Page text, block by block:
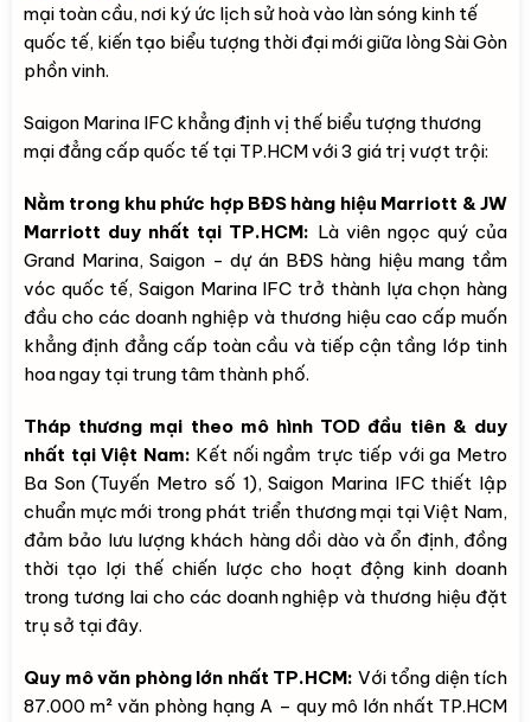
mại toàn cầu, nơi ký ức lịch sử hoà vào làn sóng kinh tế
quốc tế, kiến tạo biểu tượng thời đại mới giữa lòng Sài Gòn
phồn vinh.
Saigon Marina IFC khẳng định vị thế biểu tượng thương
mại đẳng cấp quốc tế tại TP.HCM với 3 giá trị vượt trội:
Nằm trong khu phức hợp BĐS hàng hiệu Marriott & JW
Marriott duy nhất tại TP.HCM: Là viên ngọc quý của
Grand Marina, Saigon - dự án BĐS hàng hiệu mang tầm
vóc quốc tế, Saigon Marina IFC trở thành lựa chọn hàng
đầu cho các doanh nghiệp và thương hiệu cao cấp muốn
khẳng định đẳng cấp toàn cầu và tiếp cận tầng lớp tinh
hoa ngay tại trung tâm thành phố.
Tháp thương mại theo mô hình TOD đầu tiên & duy
nhất tại Việt Nam: Kết nối ngầm trực tiếp với ga Metro
Ba Son (Tuyến Metro số 1), Saigon Marina IFC thiết lập
chuẩn mực mới trong phát triển thương mại tại Việt Nam,
đảm bảo lưu lượng khách hàng dồi dào và ổn định, đồng
thời tạo lợi thế chiến lược cho hoạt động kinh doanh
trong tương lai cho các doanh nghiệp và thương hiệu đặt
trụ sở tại đây.
Quy mô văn phòng lớn nhất TP.HCM: Với tổng diện tích
87.000 m² văn phòng hạng A – quy mô lớn nhất TP.HCM